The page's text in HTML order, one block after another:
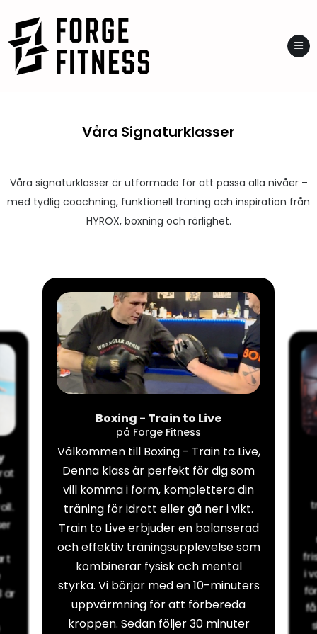
Våra Signaturklasser
Våra signaturklasser är utformade för att passa alla nivåer –
med tydlig coachning, funktionell träning och inspiration från
HYROX, boxning och rörlighet.
är
Boxing - Train to Live
på Forge Fitness
Välkommen till Boxing - Train to Live,
Denna klass är perfekt för dig som
vill komma i form, komplettera din
träning för idrott eller gå ner i vikt.
Train to Live erbjuder en balanserad
och effektiv träningsupplevelse som
kombinerar fysisk och mental
styrka. Vi börjar med en 10-minuters
uppvärmning för att förbereda
kroppen. Sedan följer 30 minuter
i